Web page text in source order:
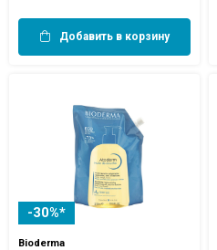
Добавить в корзину
-30%*
Bioderma